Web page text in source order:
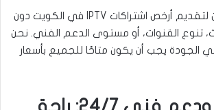
نحن نسعى جاهدين لتقديم أرخص اشتراكات IPTV في الكويت دون
تنوع القنوات، أو مستوى الدعم الفني. نحن
الجودة يجب أن يكون متاحًا للجميع بأسعار
ضمان سنة ودعم فني 24/7: راحة